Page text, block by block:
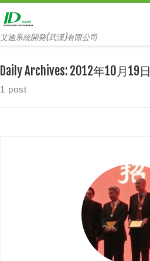
艾迪系統開発(武漢)有限公司
Daily Archives:2012年10月19日
1 post